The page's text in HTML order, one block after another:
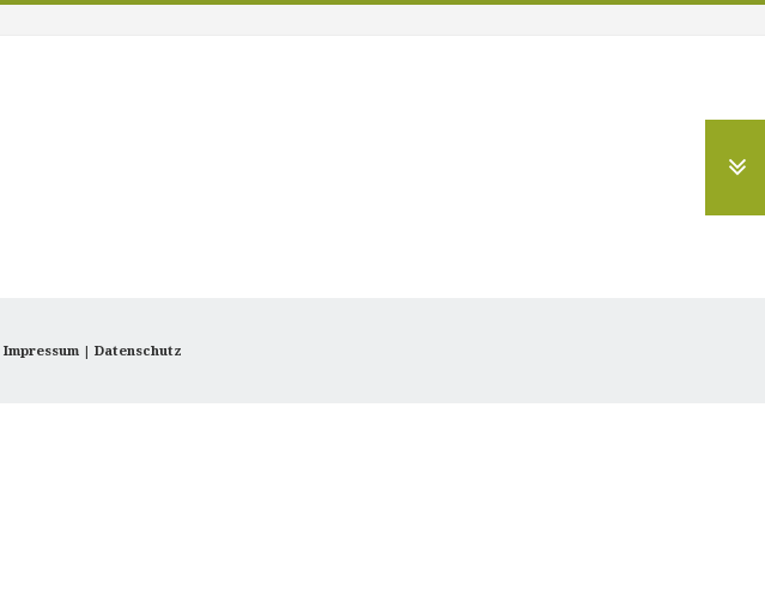
Impressum| Datenschutz